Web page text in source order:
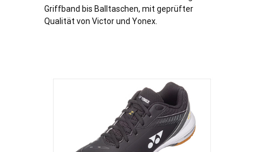
Griffband bis Balltaschen, mit geprüfter
Qualität von Victor und Yonex.